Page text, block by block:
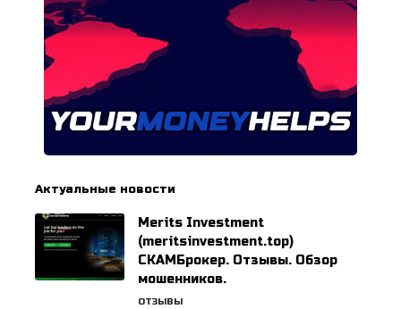
Актуальные новости
Merits Investment
(meritsinvestment.top)
СКАМБрокер. Отзывы. Обзор
мошенников.
ОТЗЫВЫ